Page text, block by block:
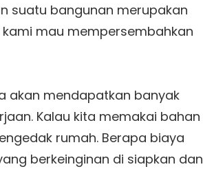
suatu bangunan merupakan
mau mempersembahkan
akan mendapatkan banyak
Kalau kita memakai bahan
rumah. Berapa biaya
berkeinginan di siapkan dan